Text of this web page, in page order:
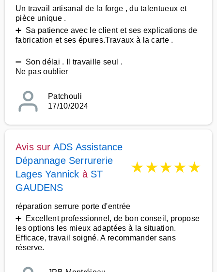
Un travail artisanal de la forge , du talentueux et
pièce unique .
➕ Sa patience avec le client et ses explications de
fabrication et ses épures.Travaux à la carte .
➖ Son délai . Il travaille seul .
Ne pas oublier
Patchouli
17/10/2024
Avis sur ADS Assistance
Dépannage Serrurerie
Lages Yannick à ST
GAUDENS
★★★★★
réparation serrure porte d'entrée
➕ Excellent professionnel, de bon conseil, propose
les options les mieux adaptées à la situation.
Efficace, travail soigné. A recommander sans
réserve.